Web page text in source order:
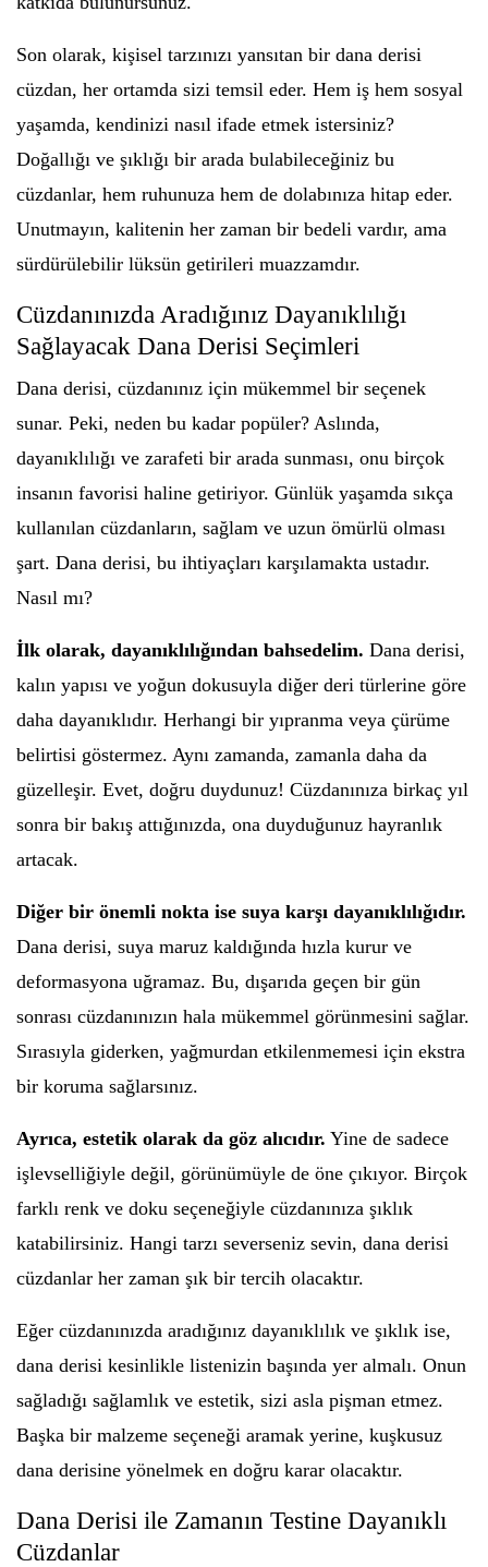
Son olarak, kişisel tarzınızı yansıtan bir dana derisi
cüzdan, her ortamda sizi temsil eder. Hem iş hem sosyal
yaşamda, kendinizi nasıl ifade etmek istersiniz?
Doğallığı ve şıklığı bir arada bulabileceğiniz bu
cüzdanlar, hem ruhunuza hem de dolabınıza hitap eder.
Unutmayın, kalitenin her zaman bir bedeli vardır, ama
sürdürülebilir lüksün getirileri muazzamdır.
Cüzdanınızda Aradığınız Dayanıklılığı
Sağlayacak Dana Derisi Seçimleri
Dana derisi, cüzdanınız için mükemmel bir seçenek
sunar. Peki, neden bu kadar popüler? Aslında,
dayanıklılığı ve zarafeti bir arada sunması, onu birçok
insanın favorisi haline getiriyor. Günlük yaşamda sıkça
kullanılan cüzdanların, sağlam ve uzun ömürlü olması
şart. Dana derisi, bu ihtiyaçları karşılamakta ustadır.
Nasıl mı?
İlk olarak, dayanıklılığından bahsedelim. Dana derisi,
kalın yapısı ve yoğun dokusuyla diğer deri türlerine göre
daha dayanıklıdır. Herhangi bir yıpranma veya çürüme
belirtisi göstermez. Aynı zamanda, zamanla daha da
güzelleşir. Evet, doğru duydunuz! Cüzdanınıza birkaç yıl
sonra bir bakış attığınızda, ona duyduğunuz hayranlık
artacak.
Diğer bir önemli nokta ise suya karşı dayanıklılığıdır.
Dana derisi, suya maruz kaldığında hızla kurur ve
deformasyona uğramaz. Bu, dışarıda geçen bir gün
sonrası cüzdanınızın hala mükemmel görünmesini sağlar.
Sırasıyla giderken, yağmurdan etkilenmemesi için ekstra
bir koruma sağlarsınız.
Ayrıca, estetik olarak da göz alıcıdır. Yine de sadece
işlevselliğiyle değil, görünümüyle de öne çıkıyor. Birçok
farklı renk ve doku seçeneğiyle cüzdanınıza şıklık
katabilirsiniz. Hangi tarzı severseniz sevin, dana derisi
cüzdanlar her zaman şık bir tercih olacaktır.
Eğer cüzdanınızda aradığınız dayanıklılık ve şıklık ise,
dana derisi kesinlikle listenizin başında yer almalı. Onun
sağladığı sağlamlık ve estetik, sizi asla pişman etmez.
Başka bir malzeme seçeneği aramak yerine, kuşkusuz
dana derisine yönelmek en doğru karar olacaktır.
Dana Derisi ile Zamanın Testine Dayanıklı
Cüzdanlar